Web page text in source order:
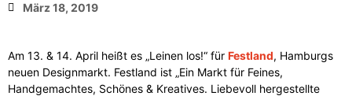
März 18, 2019
Am 13. & 14. April heißt es „Leinen los!“ für Festland, Hamburgs
neuen Designmarkt. Festland ist „Ein Markt für Feines,
Handgemachtes, Schönes & Kreatives. Liebevoll hergestellte